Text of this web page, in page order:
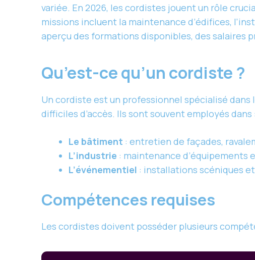
variée. En 2026, les cordistes jouent un rôle
missions incluent la maintenance d’édifices,
aperçu des formations disponibles, des salaires
Qu’est-ce qu’un cordiste ?
Un cordiste est un professionnel spécialisé
difficiles d’accès. Ils sont souvent employés dans :
Le bâtiment : entretien de façades,
L’industrie : maintenance d’équipements
L’événementiel : installations scéniques
Compétences requises
Les cordistes doivent posséder plusieurs